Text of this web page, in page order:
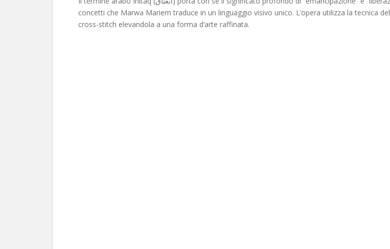
concetti che Marwa Mariem traduce in un linguaggio visivo unico. L’opera utilizza la tecnica del
cross-stitch elevandola a una forma d’arte raffinata.